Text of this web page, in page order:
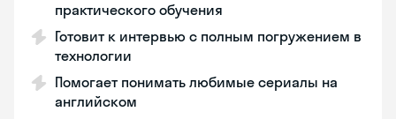
практического обучения
Готовит к интервью с полным погружением в
технологии
Помогает понимать любимые сериалы на
английском